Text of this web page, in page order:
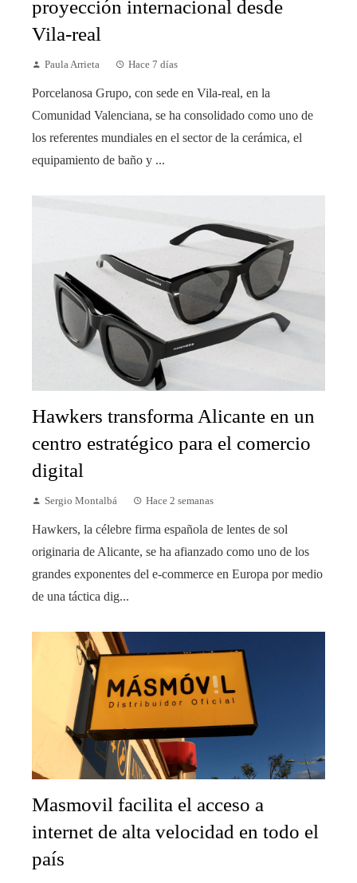
proyección internacional desde
Vila-real
Paula Arrieta Hace 7 días
Porcelanosa Grupo, con sede en Vila-real, en la
Comunidad Valenciana, se ha consolidado como uno de
los referentes mundiales en el sector de la cerámica, el
equipamiento de baño y ...
Hawkers transforma Alicante en un
centro estratégico para el comercio
digital
Sergio Montalbá Hace 2 semanas
Hawkers, la célebre firma española de lentes de sol
originaria de Alicante, se ha afianzado como uno de los
grandes exponentes del e-commerce en Europa por medio
de una táctica dig...
Masmovil facilita el acceso a
internet de alta velocidad en todo el
país